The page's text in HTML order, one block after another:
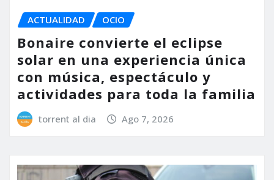
ACTUALIDAD OCIO
Bonaire convierte el eclipse
solar en una experiencia única
con música, espectáculo y
actividades para toda la familia
torrent al dia Ago 7, 2026